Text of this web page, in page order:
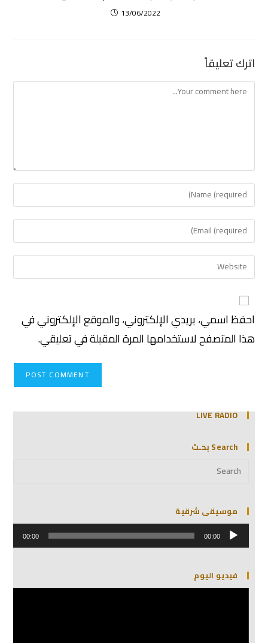
13/06/2022
اترك تعليقاً
احفظ اسمي، بريدي الإلكتروني، والموقع الإلكتروني في
هذا المتصفح لاستخدامها المرة المقبلة في تعليقي.
LIVE RADIO
Search بحـث
موسيقى شرقية
مشغل
الصوت 00:00
00:00
فيديو اليوم
مشغل